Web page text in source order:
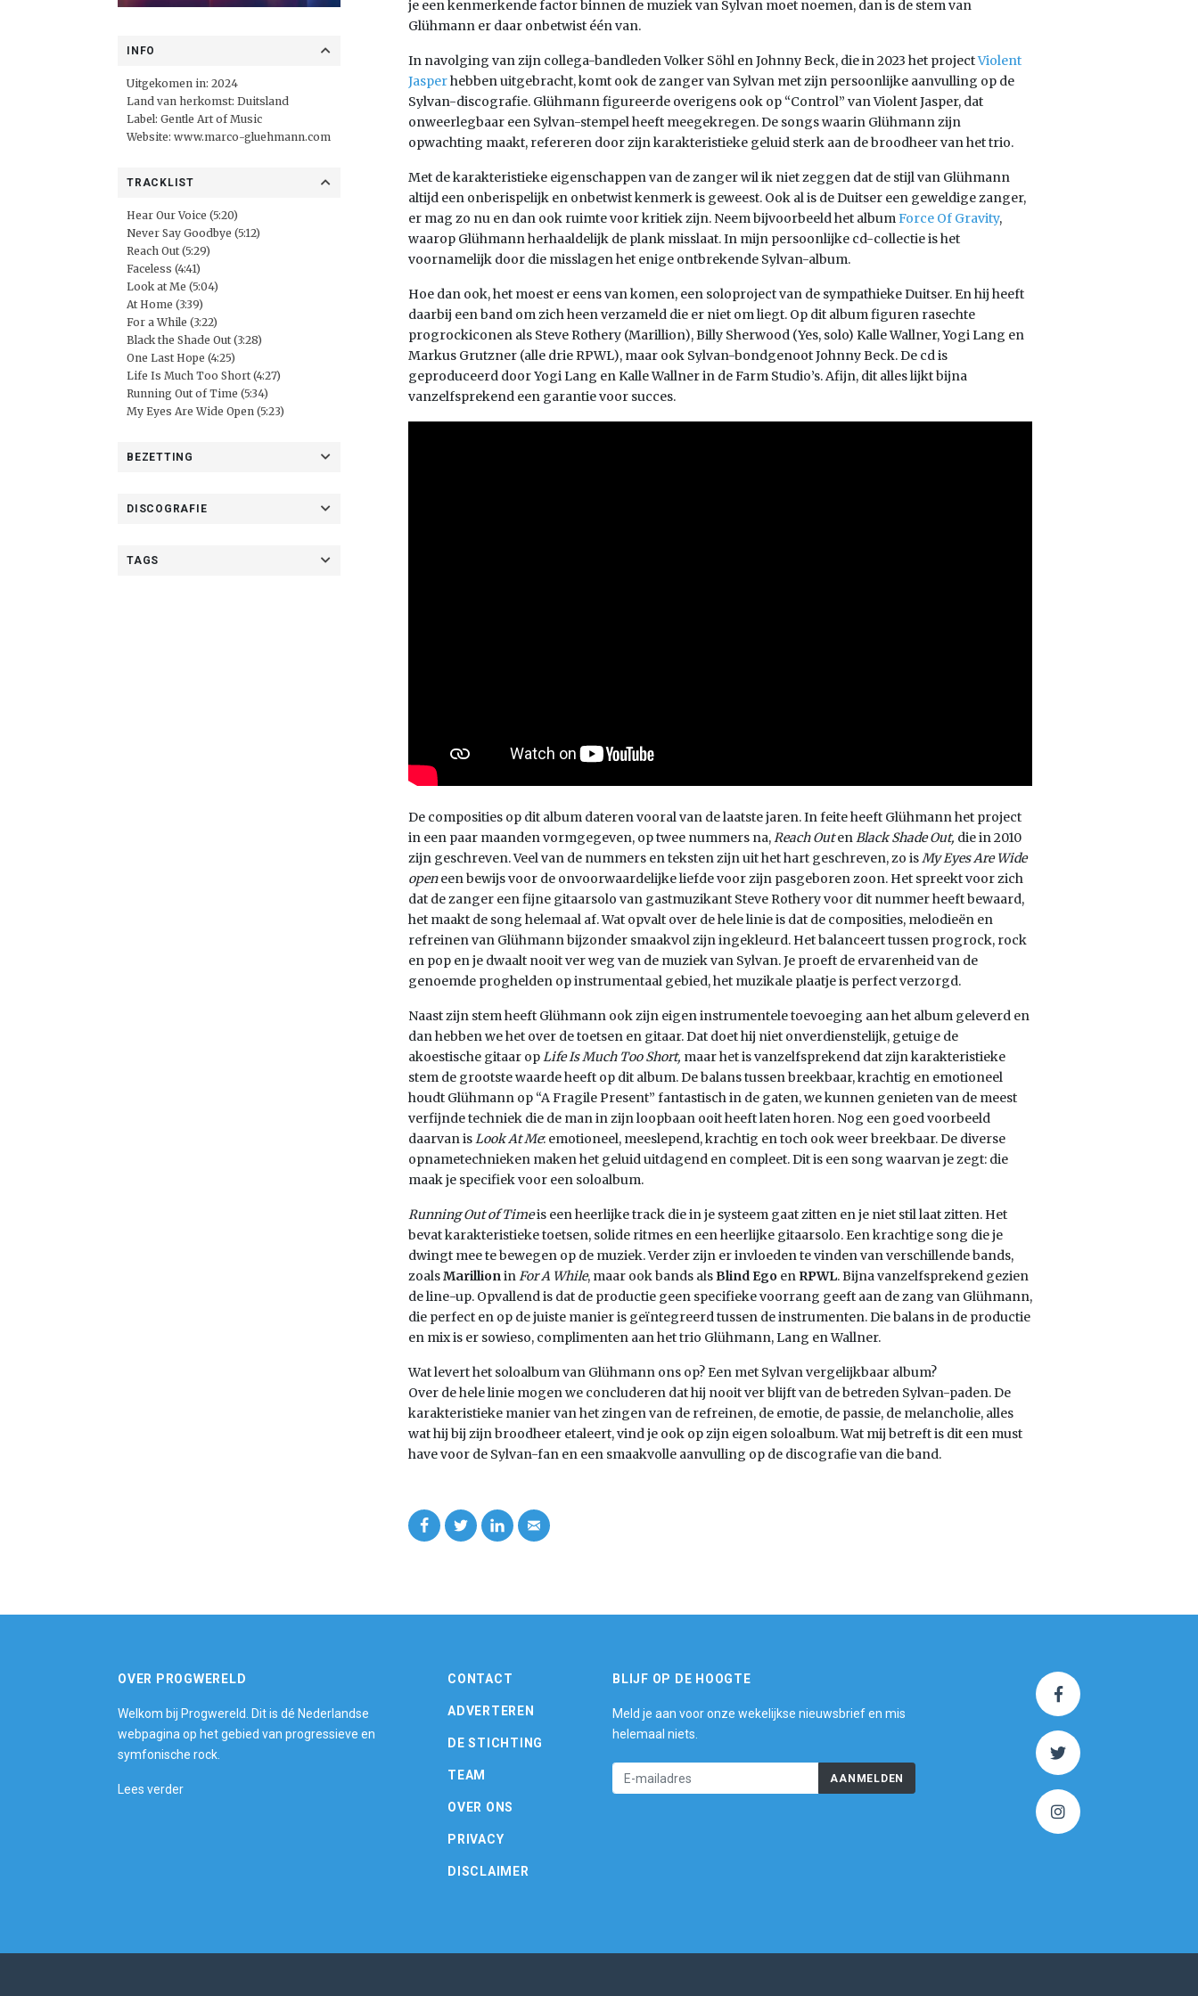
INFO
Uitgekomen in: 2024
Land van herkomst: Duitsland
Label: Gentle Art of Music
Website: www.marco-gluehmann.com
TRACKLIST
Hear Our Voice (5:20)
Never Say Goodbye (5:12)
Reach Out (5:29)
Faceless (4:41)
Look at Me (5:04)
At Home (3:39)
For a While (3:22)
Black the Shade Out (3:28)
One Last Hope (4:25)
Life Is Much Too Short (4:27)
Running Out of Time (5:34)
My Eyes Are Wide Open (5:23)
BEZETTING
DISCOGRAFIE
TAGS
je een kenmerkende factor binnen de muziek van Sylvan moet noemen, dan is de stem van
Glühmann er daar onbetwist één van.
In navolging van zijn collega-bandleden Volker Söhl en Johnny Beck, die in 2023 het projectViolent
Jasperhebben uitgebracht, komt ook de zanger van Sylvan met zijn persoonlijke aanvulling op de
Sylvan-discografie. Glühmann figureerde overigens ook op “Control” van Violent Jasper, dat
onweerlegbaar een Sylvan-stempel heeft meegekregen. De songs waarin Glühmann zijn
opwachting maakt, refereren door zijn karakteristieke geluid sterk aan de broodheer van het trio.
Met de karakteristieke eigenschappen van de zanger wil ik niet zeggen dat de stijl van Glühmann
altijd een onberispelijk en onbetwist kenmerk is geweest. Ook al is de Duitser een geweldige zanger,
er mag zo nu en dan ook ruimte voor kritiek zijn. Neem bijvoorbeeld het albumForce Of Gravity,
waarop Glühmann herhaaldelijk de plank misslaat. In mijn persoonlijke cd-collectie is het
voornamelijk door die misslagen het enige ontbrekende Sylvan-album.
Hoe dan ook, het moest er eens van komen, een soloproject van de sympathieke Duitser. En hij heeft
daarbij een band om zich heen verzameld die er niet om liegt. Op dit album figuren rasechte
progrockiconen als Steve Rothery (Marillion), Billy Sherwood (Yes, solo) Kalle Wallner, Yogi Lang en
Markus Grutzner (alle drie RPWL), maar ook Sylvan-bondgenoot Johnny Beck. De cd is
geproduceerd door Yogi Lang en Kalle Wallner in de Farm Studio’s. Afijn, dit alles lijkt bijna
vanzelfsprekend een garantie voor succes.
De composities op dit album dateren vooral van de laatste jaren. In feite heeft Glühmann het project
in een paar maanden vormgegeven, op twee nummers na,Reach OutenBlack Shade Out, die in 2010
zijn geschreven. Veel van de nummers en teksten zijn uit het hart geschreven, zo isMy Eyes Are Wide
openeen bewijs voor de onvoorwaardelijke liefde voor zijn pasgeboren zoon. Het spreekt voor zich
dat de zanger een fijne gitaarsolo van gastmuzikant Steve Rothery voor dit nummer heeft bewaard,
het maakt de song helemaal af. Wat opvalt over de hele linie is dat de composities, melodieën en
refreinen van Glühmann bijzonder smaakvol zijn ingekleurd. Het balanceert tussen progrock, rock
en pop en je dwaalt nooit ver weg van de muziek van Sylvan. Je proeft de ervarenheid van de
genoemde proghelden op instrumentaal gebied, het muzikale plaatje is perfect verzorgd.
Naast zijn stem heeft Glühmann ook zijn eigen instrumentele toevoeging aan het album geleverd en
dan hebben we het over de toetsen en gitaar. Dat doet hij niet onverdienstelijk, getuige de
akoestische gitaar opLife Is Much Too Short, maar het is vanzelfsprekend dat zijn karakteristieke
stem de grootste waarde heeft op dit album. De balans tussen breekbaar, krachtig en emotioneel
houdt Glühmann op “A Fragile Present” fantastisch in de gaten, we kunnen genieten van de meest
verfijnde techniek die de man in zijn loopbaan ooit heeft laten horen. Nog een goed voorbeeld
daarvan isLook At Me: emotioneel, meeslepend, krachtig en toch ook weer breekbaar. De diverse
opnametechnieken maken het geluid uitdagend en compleet. Dit is een song waarvan je zegt: die
maak je specifiek voor een soloalbum.
Running Out of Timeis een heerlijke track die in je systeem gaat zitten en je niet stil laat zitten. Het
bevat karakteristieke toetsen, solide ritmes en een heerlijke gitaarsolo. Een krachtige song die je
dwingt mee te bewegen op de muziek. Verder zijn er invloeden te vinden van verschillende bands,
zoalsMarillioninFor A While, maar ook bands alsBlind Ego en RPWL. Bijna vanzelfsprekend gezien
de line-up. Opvallend is dat de productie geen specifieke voorrang geeft aan de zang van Glühmann,
die perfect en op de juiste manier is geïntegreerd tussen de instrumenten. Die balans in de productie
en mix is er sowieso, complimenten aan het trio Glühmann, Lang en Wallner.
Wat levert het soloalbum van Glühmann ons op? Een met Sylvan vergelijkbaar album?
Over de hele linie mogen we concluderen dat hij nooit ver blijft van de betreden Sylvan-paden. De
karakteristieke manier van het zingen van de refreinen, de emotie, de passie, de melancholie, alles
wat hij bij zijn broodheer etaleert, vind je ook op zijn eigen soloalbum. Wat mij betreft is dit een must
have voor de Sylvan-fan en een smaakvolle aanvulling op de discografie van die band.
OVER PROGWERELD
Welkom bij Progwereld. Dit is dé Nederlandse
webpagina op het gebied van progressieve en
symfonische rock.
Lees verder
CONTACT
ADVERTEREN
DE STICHTING
TEAM
OVER ONS
PRIVACY
DISCLAIMER
BLIJF OP DE HOOGTE
Meld je aan voor onze wekelijkse nieuwsbrief en mis
helemaal niets.
AANMELDEN